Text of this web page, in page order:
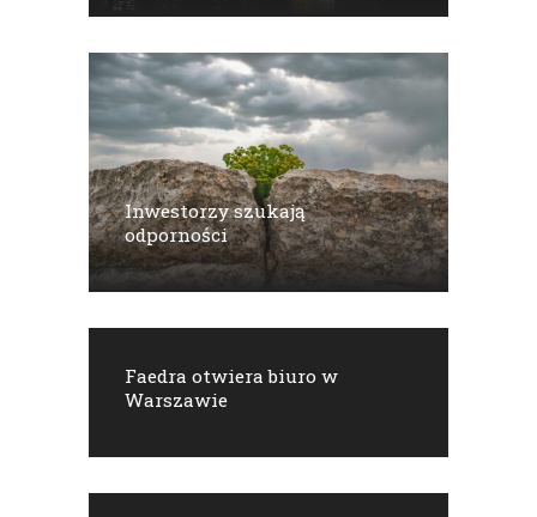
Inwestorzy szukają
odporności
Faedra otwiera biuro w
Warszawie